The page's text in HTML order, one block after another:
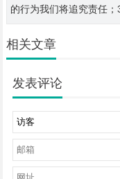
的行为我们将追究责任；
相关文章
发表评论